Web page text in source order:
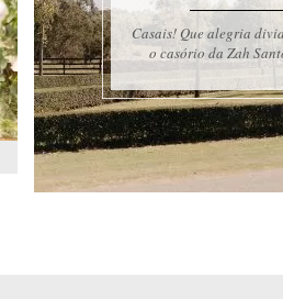
Casais! Que alegria
o casório da Zah